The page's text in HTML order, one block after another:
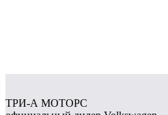
ТРИ-А МОТОРС